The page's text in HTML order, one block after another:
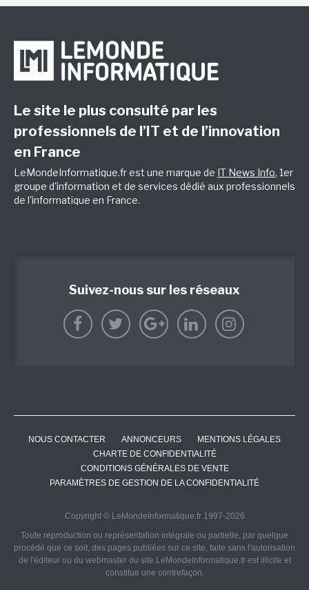
Le site le plus consulté par les
professionnels de l’IT et de l’innovation
en France
LeMondeInformatique.fr est une marque de IT News Info, 1er
groupe d'information et de services dédié aux professionnels
de l'informatique en France.
Suivez-nous sur les réseaux
NOUS CONTACTER ANNONCEURS
MENTIONS LÉGALES
CHARTE DE CONFIDENTIALITÉ
CONDITIONS GÉNÉRALES DE VENTE
PARAMÈTRES DE GESTION DE LA CONFIDENTIALITÉ
Copyright © LeMondeInformatique.fr 1997-2026
Toute reproduction ou représentation intégrale ou partielle, par quelque
procédé que ce soit, des pages publiées sur ce site, faite sans l'autorisation
de l'éditeur ou du webmaster du site LeMondeInformatique.fr est illicite et
constitue une contrefaçon.